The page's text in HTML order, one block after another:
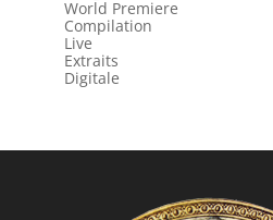
World Premiere
Compilation
Live
Extraits
Digitale